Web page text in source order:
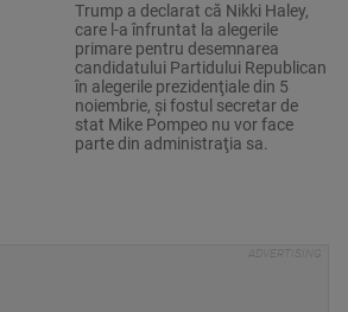
Trump a declarat că Nikki Haley,
care l-a înfruntat la alegerile
primare pentru desemnarea
candidatului Partidului Republican
în alegerile prezidenţiale din 5
noiembrie, şi fostul secretar de
stat Mike Pompeo nu vor face
parte din administraţia sa.